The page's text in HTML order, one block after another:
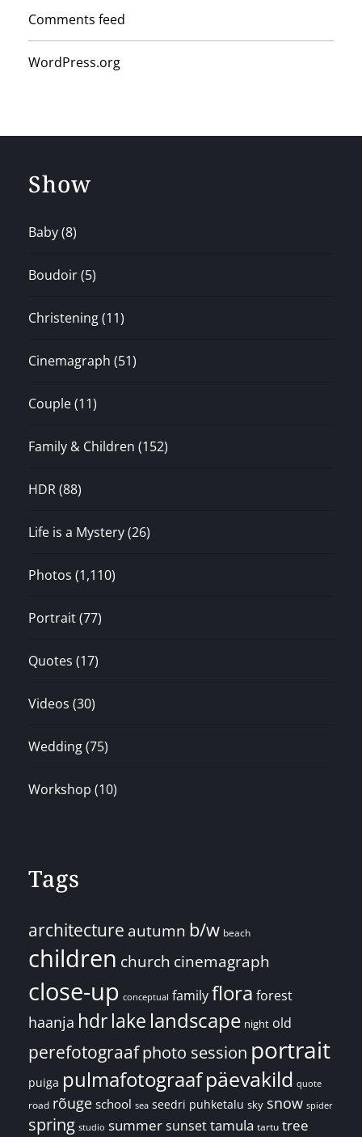
Comments feed
WordPress.org
Show
Baby(8)
Boudoir(5)
Christening(11)
Cinemagraph (51)
Couple(11)
Family & Children (152)
HDR(88)
Life is a Mystery(26)
Photos (1,110)
Portrait(77)
Quotes (17)
Videos (30)
Wedding(75)
Workshop (10)
Tags
architecture autumn b/w beach
children church cinemagraph
close-up conceptual familyflora forest
haanja hdrlake landscape night old
perefotograafphoto session portrait
puiga pulmafotograafpäevakild quote
road rõuge school sea seedri puhketalu sky snow spider
spring studio summersunsettamula tartu tree